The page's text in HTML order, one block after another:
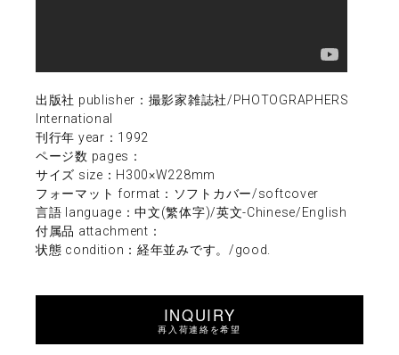
出版社 publisher：撮影家雑誌社/PHOTOGRAPHERS
International
刊行年 year：1992
ページ数 pages：
サイズ size：H300×W228mm
フォーマット format：ソフトカバー/softcover
言語 language：中文(繁体字)/英文-Chinese/English
付属品 attachment：
状態 condition：経年並みです。/good.
INQUIRY
再入荷連絡を希望